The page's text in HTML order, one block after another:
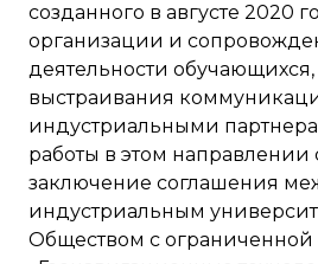
созданного в августе 2020
организации и
деятельности обучающихся,
выстраивания
индустриальными
работы в этом направлении
заключение соглашения
индустриальным
Обществом с ограниченной